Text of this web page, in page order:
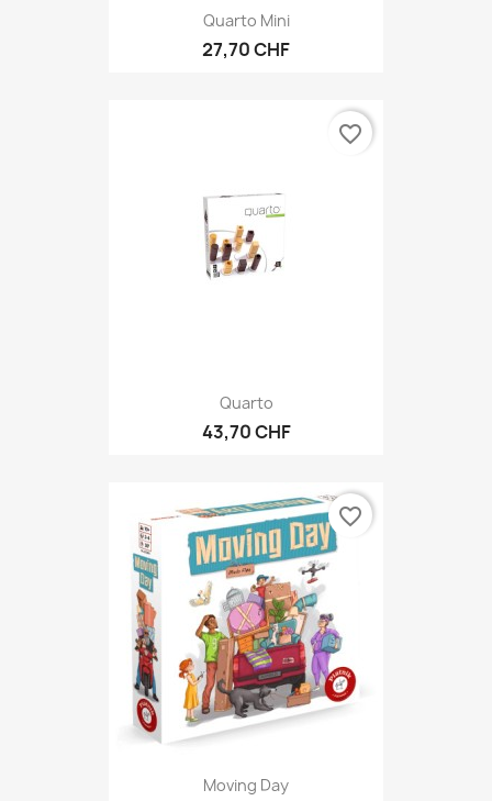
Quarto Mini
27,70 CHF
Quarto
43,70 CHF
favorite_border
Moving Day
favorite_border